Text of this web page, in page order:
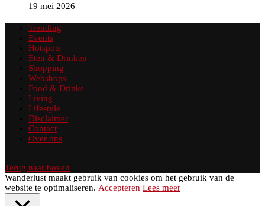
19 mei 2026
Trending
Events
Hotspots
Eten & Drinken
Shopping
Webshops
Food & Drinks
Living
Lifestyle
Disclaimer
Contact
Over ons
Terug naar boven
Wanderlust maakt gebruik van cookies om het gebruik van de
website te optimaliseren. Accepteren Lees meer